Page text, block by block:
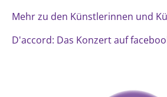
Mehr zu den Künstlerinnen und
D'accord: Das Konzert auf